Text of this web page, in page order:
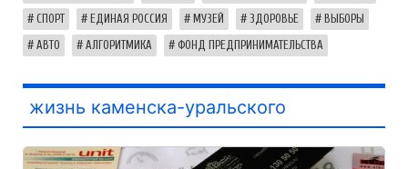
СПОРТ ЕДИНАЯ РОССИЯ МУЗЕЙ ЗДОРОВЬЕ ВЫБОРЫ
АВТО АЛГОРИТМИКА ФОНД ПРЕДПРИНИМАТЕЛЬСТВА
жизнь каменска-уральского